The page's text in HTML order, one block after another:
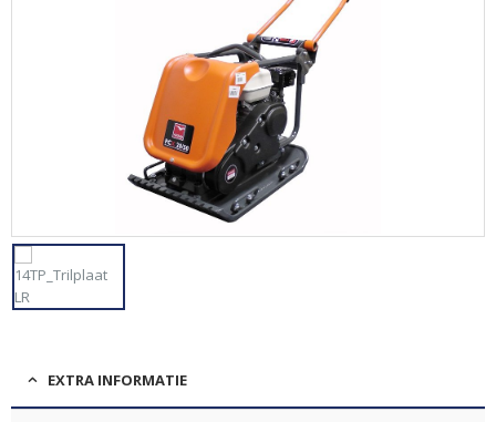
EXTRA INFORMATIE